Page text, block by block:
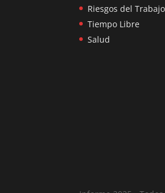
Riesgos del Trabajo
Tiempo Libre
Salud